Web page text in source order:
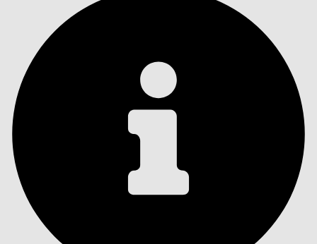
Índice de materias
ÍNDICE DE MATERIAS
Buscar